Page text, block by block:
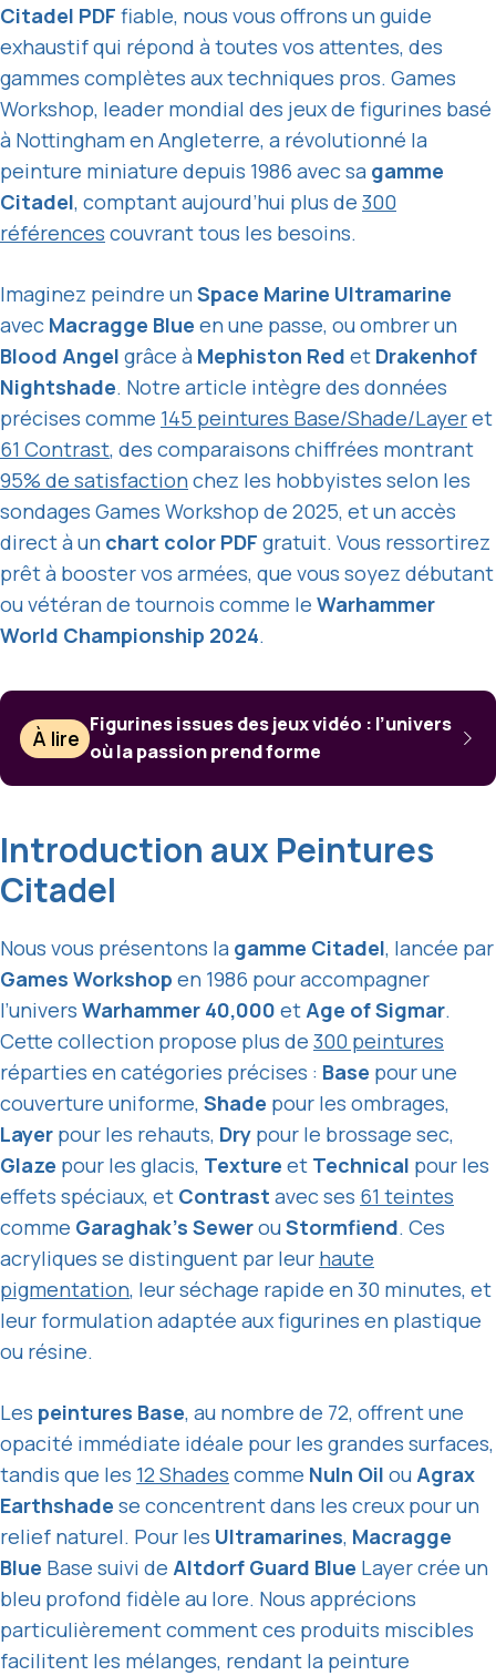
Citadel PDF fiable, nous vous offrons un guide
exhaustif qui répond à toutes vos attentes, des
gammes complètes aux techniques pros. Games
Workshop, leader mondial des jeux de figurines basé
à Nottingham en Angleterre, a révolutionné la
peinture miniature depuis 1986 avec sa gamme
Citadel, comptant aujourd’hui plus de 300
références couvrant tous les besoins.
Imaginez peindre unSpace Marine Ultramarine
avec Macragge Blue en une passe, ou ombrer un
Blood Angel grâce à Mephiston Red et Drakenhof
Nightshade. Notre article intègre des données
précises comme 145 peintures Base/Shade/Layeret
61 Contrast, des comparaisons chiffrées montrant
95% de satisfactionchez les hobbyistes selon les
sondages Games Workshop de 2025, et un accès
direct à un chart color PDF gratuit. Vous ressortirez
prêt à booster vos armées, que vous soyez débutant
ou vétéran de tournois comme le Warhammer
World Championship 2024.
À lire
Figurines issues des jeux vidéo : l’univers
où la passion prend forme
Introduction aux Peintures
Citadel
Nous vous présentons la gamme Citadel, lancée par
Games Workshop en 1986 pour accompagner
l’univers Warhammer 40,000 etAge of Sigmar.
Cette collection propose plus de 300 peintures
réparties en catégories précises : Base pour une
couverture uniforme, Shade pour les ombrages,
Layer pour les rehauts, Dry pour le brossage sec,
Glaze pour les glacis, Texture et Technical pour les
effets spéciaux, et Contrast avec ses 61 teintes
comme Garaghak’s SewerouStormfiend. Ces
acryliques se distinguent par leur haute
pigmentation, leur séchage rapide en 30 minutes, et
leur formulation adaptée aux figurines en plastique
ou résine.
Les peintures Base, au nombre de 72, offrent une
opacité immédiate idéale pour les grandes surfaces,
tandis que les 12 Shades comme Nuln Oil ouAgrax
Earthshade se concentrent dans les creux pour un
relief naturel. Pour les Ultramarines, Macragge
Blue Base suivi de Altdorf Guard Blue Layer crée un
bleu profond fidèle au lore. Nous apprécions
particulièrement comment ces produits miscibles
facilitent les mélanges, rendant la peinture